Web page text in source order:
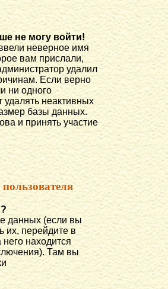
не могу войти!
неверное имя
вам прислали,
удалил
Если верно
ни одного
неактивных
базы данных.
и принять участие
данных (если вы
их, перейдите в
находится
Там вы